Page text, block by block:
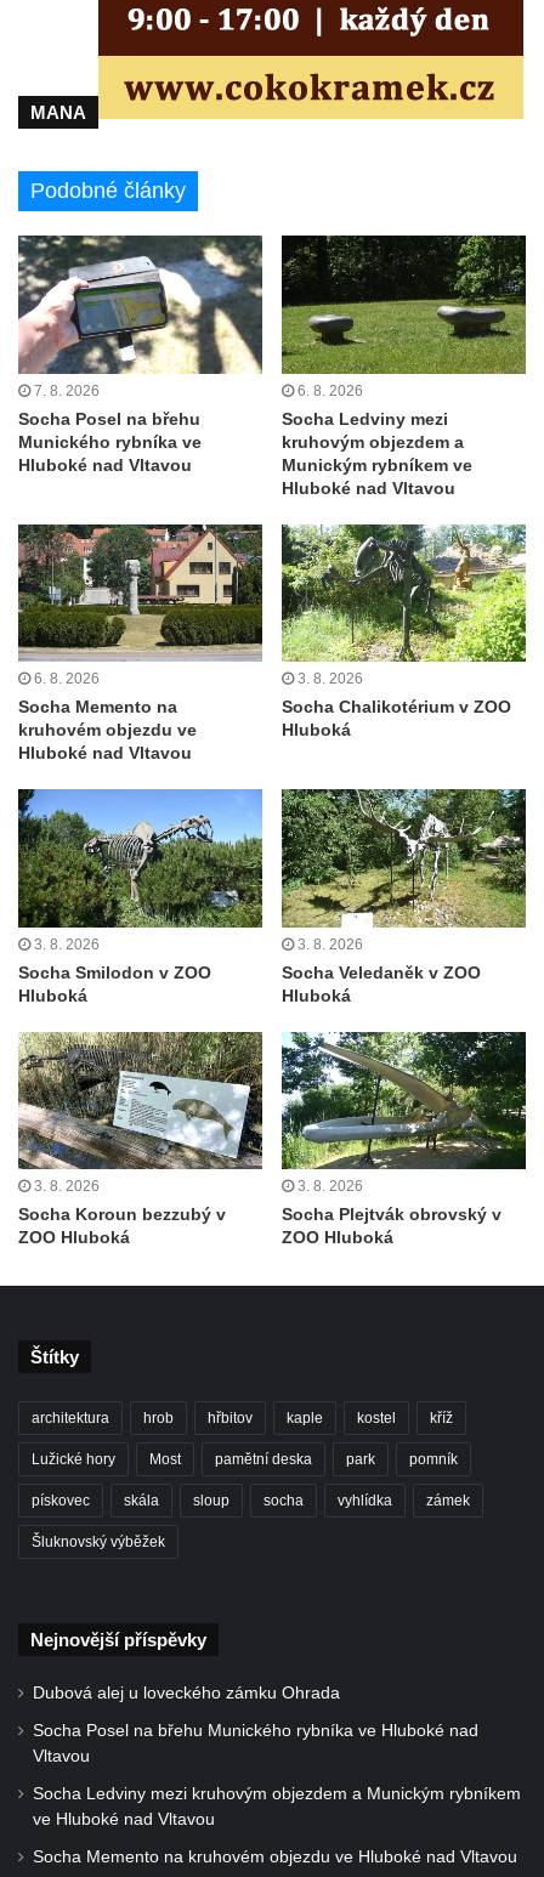
Duchcově
Duchcově
Socha Herkula se lvem na nádvoří zámku v
Socha Marse na nádvoří zámku v
Socha svatého Václava u kostela
Zvěstování Panny Marie v Duchcově
Socha svatého Prokopa u kostela
Zvěstování Panny Marie v Duchcově
Socha Hoch vytahující si trn z paty v Knížecí
zahradě v zámeckém parku v Duchcově
Socha Niké v Knížecí zahradě v zámeckém
Socha Walthera von der Vogelweide v
Duchcově
Busta Bedřicha Smetany v sadech B.
Smetany v Duchcově
Busta Ludwiga van Beethovena v sadech
B. Smetany v Duchcově
Pomník neznámého účelu v sadech Boženy
Památník Johanna Wolfganga Goetha u
polikliniky v Nejdku
Socha svatého Salvátora před kostelem
svatých Petra a Pavla v Jeníkově
Socha svatého Pavla před kostelem
svatých Petra a Pavla v Jeníkově
Petra a Pavla v Jeníkově
Socha svatého Jana Nepomuckého před
kostelem svatých Petra a Pavla v Jeníkově
Obrázek Ježíš jako Dobrý pastýř u studánky
Pod obrázkem na Kamenné cestě pod
Plešným
schodišti ke kostelu Nanebevzetí Panny
Marie ve Vilémově
Socha svatého Šebestiána na schodišti ke
Socha svaté Rosalie (Rozálie) na schodišti
ke kostelu Nanebevzetí Panny Marie ve
Vilémově
Socha svatého Vojtěcha na schodišti ke
kostelu Nanebevzetí Panny Marie ve
Vilémově
MANA
Podobné články
7. 8. 2026
Socha Posel na břehu
Munického rybníka ve
Hluboké nad Vltavou
6. 8. 2026
Socha Ledviny mezi
kruhovým objezdem a
Munickým rybníkem ve
Hluboké nad Vltavou
6. 8. 2026
Socha Memento na
kruhovém objezdu ve
Hluboké nad Vltavou
3. 8. 2026
Socha Chalikotérium v ZOO
Hluboká
3. 8. 2026
Socha Smilodon v ZOO
Hluboká
3. 8. 2026
Socha Veledaněk v ZOO
Hluboká
3. 8. 2026
Socha Koroun bezzubý v
ZOO Hluboká
3. 8. 2026
Socha Plejtvák obrovský v
ZOO Hluboká
Štítky
architektura hrob hřbitov kaple kostel kříž
Lužické hory Most pamětní deska park pomník
pískovec skála sloup socha vyhlídka zámek
Šluknovský výběžek
Nejnovější příspěvky
Dubová alej u loveckého zámku Ohrada
Socha Posel na břehu Munického rybníka ve Hluboké nad
Vltavou
Socha Ledviny mezi kruhovým objezdem a Munickým rybníkem
ve Hluboké nad Vltavou
Socha Memento na kruhovém objezdu ve Hluboké nad Vltavou